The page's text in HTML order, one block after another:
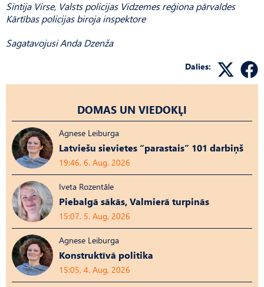
Sintija Virse, Valsts policijas Vidzemes reģiona pārvaldes
Kārtības policijas biroja inspektore
Sagatavojusi Anda Dzenža
Dalies:
DOMAS UN VIEDOKĻI
Agnese Leiburga
Latviešu sievietes “parastais” 101 darbiņš
19:46, 6. Aug, 2026
Iveta Rozentāle
Piebalgā sākās, Valmierā turpinās
15:07, 5. Aug, 2026
Agnese Leiburga
Konstruktīvā politika
15:05, 4. Aug, 2026